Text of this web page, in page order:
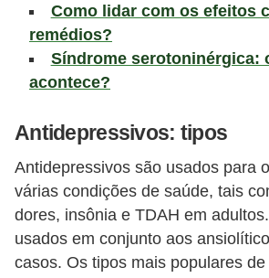
Como lidar com os efeitos
remédios?
Síndrome serotoninérgica:
acontece?
Antidepressivos: tipos
Antidepressivos são usados para
várias condições de saúde, tais
dores, insônia e TDAH em
usados em conjunto aos
casos. Os tipos mais populares
ç
o
a
u
d
á
v
e